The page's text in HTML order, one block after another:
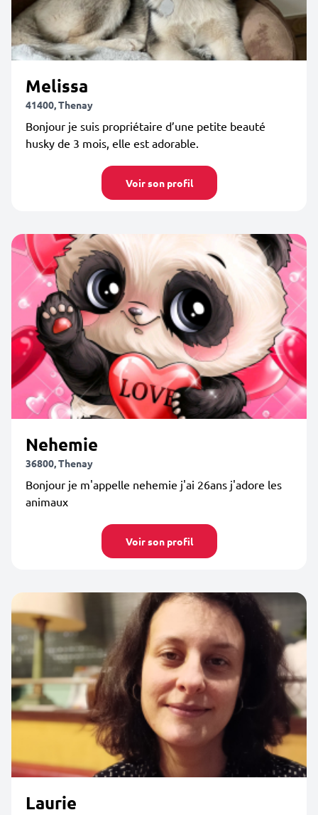
Melissa
41400, Thenay
Bonjour je suis propriétaire d’une petite beauté
husky de 3 mois, elle est adorable.
Voir son profil
Nehemie
36800, Thenay
Bonjour je m'appelle nehemie j'ai 26ans j'adore les
animaux
Voir son profil
Laurie